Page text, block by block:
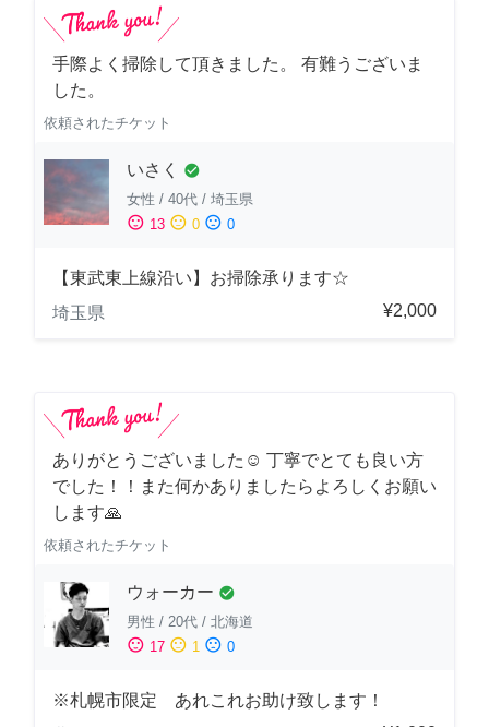
手際よく掃除して頂きました。 有難うございま
した。
依頼されたチケット
いさく check_circle
女性 / 40代 / 埼玉県
sentiment_satisfied 13 sentiment_neutral 0 sentiment_dissatisfied 0
【東武東上線沿い】お掃除承ります☆
埼玉県
¥2,000
ありがとうございました☺️ 丁寧でとても良い方
でした！！また何かありましたらよろしくお願い
します🙏
依頼されたチケット
ウォーカー check_circle
男性 / 20代 / 北海道
sentiment_satisfied 17 sentiment_neutral 1 sentiment_dissatisfied 0
※札幌市限定 あれこれお助け致します！